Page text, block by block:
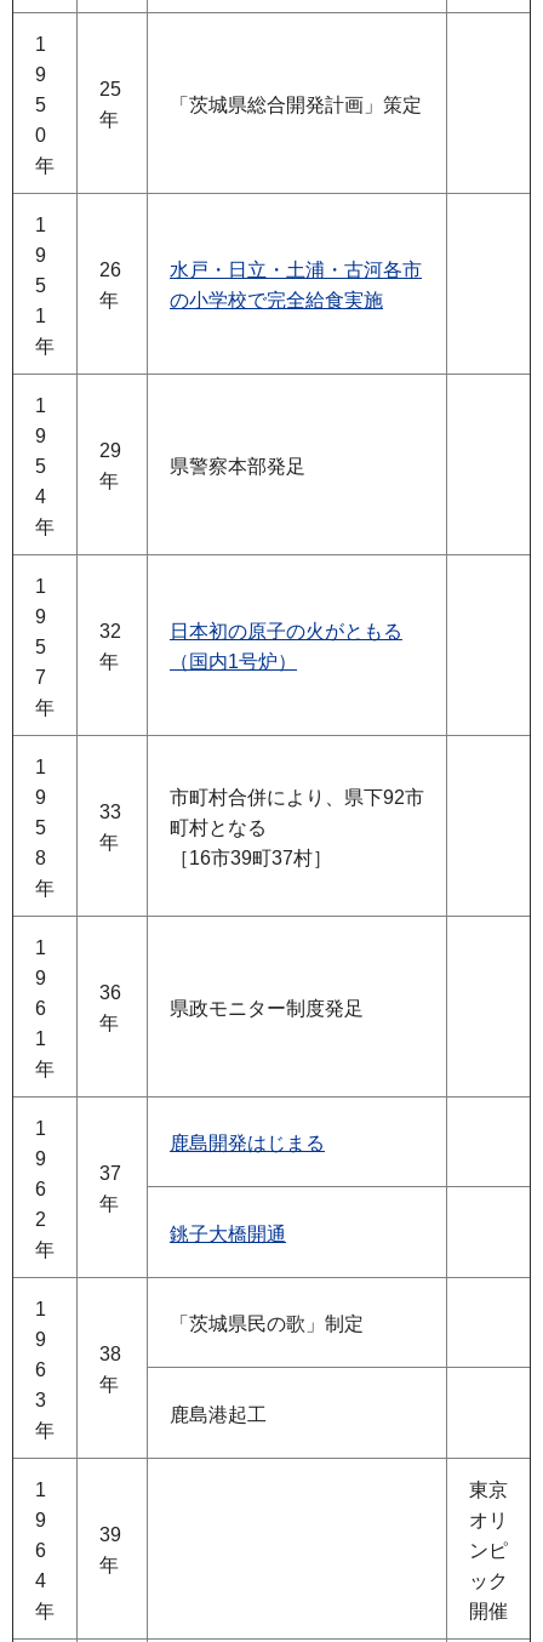
1
9
5
0
年
25
年
「茨城県総合開発計画」策定
1
9
5
1
年
26
年
水戸・日立・土浦・古河各市
の小学校で完全給食実施
1
9
5
4
年
29
年
県警察本部発足
1
9
5
7
年
32
年
日本初の原子の火がともる
（国内1号炉）
1
9
5
8
年
33
年
市町村合併により、県下92市
町村となる
［16市39町37村］
1
9
6
1
年
36
年
県政モニター制度発足
1
9
6
2
年
37
年
鹿島開発はじまる
銚子大橋開通
1
9
6
3
年
38
年
「茨城県民の歌」制定
鹿島港起工
1
9
6
4
年
39
年
東京
オリ
ンピ
ック
開催